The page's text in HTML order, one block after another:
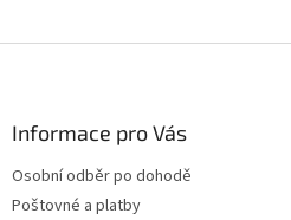
Informace pro Vás
Osobní odběr po dohodě
Poštovné a platby